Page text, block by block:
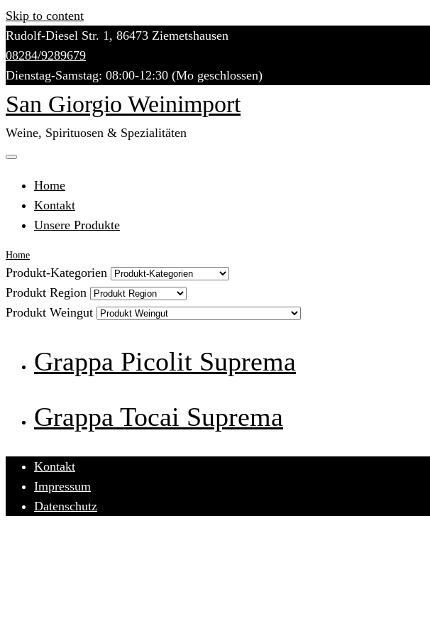
Skip to content
Rudolf-Diesel Str. 1, 86473 Ziemetshausen
08284/9289679
Dienstag-Samstag: 08:00-12:30 (Mo geschlossen)
San Giorgio Weinimport
Weine, Spirituosen & Spezialitäten
Home
Kontakt
Unsere Produkte
Home
Produkt-Kategorien
Produkt Region
Produkt Weingut
Grappa Picolit Suprema
Grappa Tocai Suprema
Kontakt
Impressum
Datenschutz